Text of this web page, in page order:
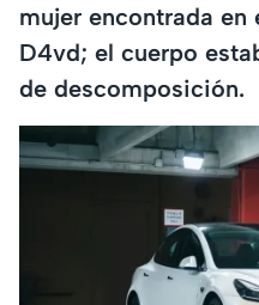
mujer encontrada en
D4vd; el cuerpo
de descomposición.